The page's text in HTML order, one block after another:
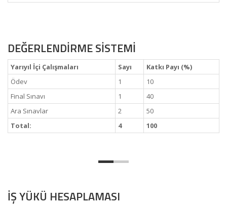
DEĞERLENDİRME SİSTEMİ
Yarıyıl İçi Çalışmaları Sayı
Katkı Payı (%)
Ödev
1
10
Final Sınavı
1
40
Ara Sınavlar
2
50
Total:
4 100
İŞ YÜKÜ HESAPLAMASI